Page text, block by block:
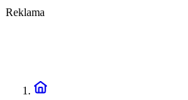
Reklama